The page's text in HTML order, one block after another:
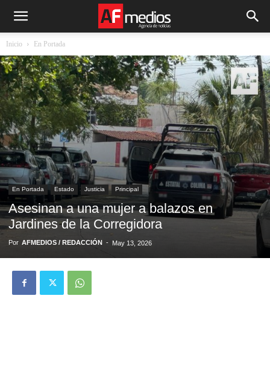
Inicio En Portada
En Portada Estado Justicia Principal
Asesinan a una mujer a balazos en
Jardines de la Corregidora
Por AFMEDIOS / REDACCIÓN - May 13, 2026